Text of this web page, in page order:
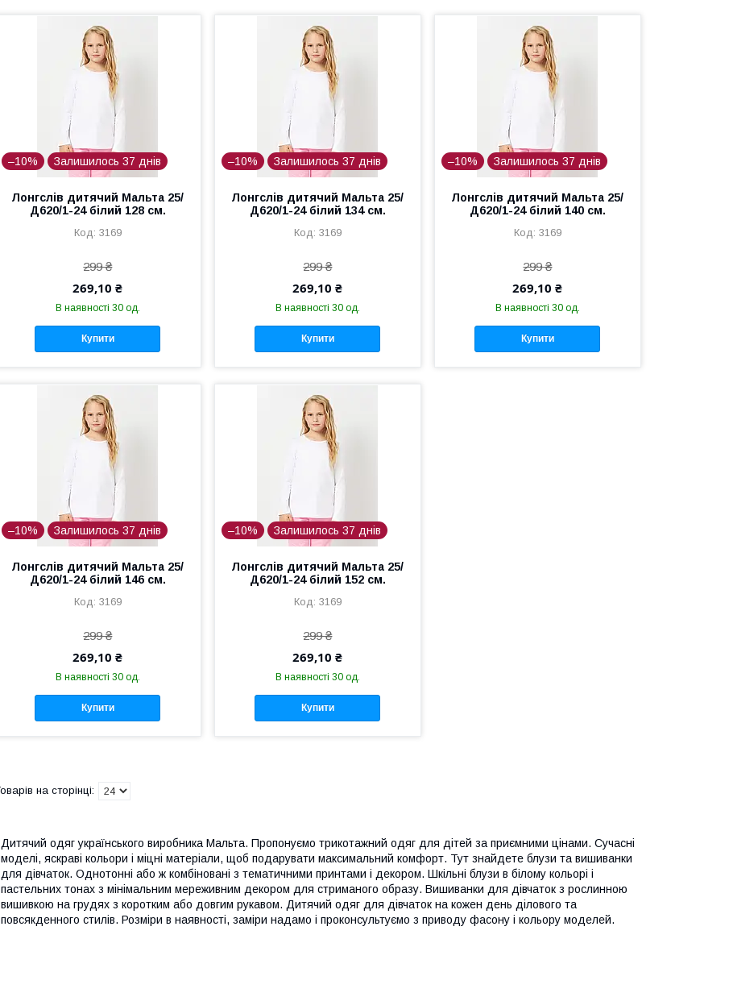
–10% Залишилось 37 днів
Лонгслів дитячий Мальта 25/
Д620/1-24 білий 128 см.
3169
299 ₴
269,10 ₴
В наявності 30 од.
Купити
–10% Залишилось 37 днів
Лонгслів дитячий Мальта 25/
Д620/1-24 білий 134 см.
3169
299 ₴
269,10 ₴
В наявності 30 од.
Купити
–10% Залишилось 37 днів
Лонгслів дитячий Мальта 25/
Д620/1-24 білий 140 см.
3169
299 ₴
269,10 ₴
В наявності 30 од.
Купити
–10% Залишилось 37 днів
Лонгслів дитячий Мальта 25/
Д620/1-24 білий 146 см.
3169
299 ₴
269,10 ₴
В наявності 30 од.
Купити
–10% Залишилось 37 днів
Лонгслів дитячий Мальта 25/
Д620/1-24 білий 152 см.
3169
299 ₴
269,10 ₴
В наявності 30 од.
Купити
Дитячий одяг українського виробника Мальта. Пропонуємо трикотажний одяг для дітей за приємними цінами. Сучасні
моделі, яскраві кольори і міцні матеріали, щоб подарувати максимальний комфорт. Тут знайдете блузи та вишиванки
для дівчаток. Однотонні або ж комбіновані з тематичними принтами і декором. Шкільні блузи в білому кольорі і
пастельних тонах з мінімальним мереживним декором для стриманого образу. Вишиванки для дівчаток з рослинною
вишивкою на грудях з коротким або довгим рукавом. Дитячий одяг для дівчаток на кожен день ділового та
повсякденного стилів. Розміри в наявності, заміри надамо і проконсультуємо з приводу фасону і кольору моделей.